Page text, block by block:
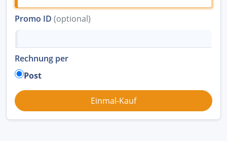
Promo ID (optional)
Rechnung per
Post